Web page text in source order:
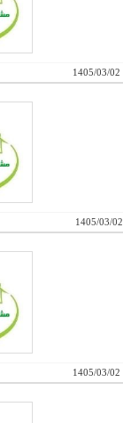
1405/03/02
1405/03/02
1405/03/02